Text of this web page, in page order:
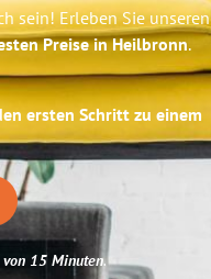
sein! Erleben Sie unseren
Preise in Heilbronn.
ersten Schritt zu einem
15 Minuten.